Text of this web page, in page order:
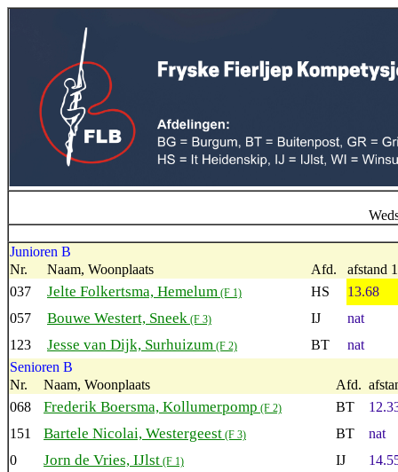
Junioren B
Nr.
Naam, Woonplaats Afd.
afstand 1
037
Jelte Folkertsma, Hemelum (F 1) HS
13.68
057
Bouwe Westert, Sneek (F 3) IJ
nat
123
Jesse van Dijk, Surhuizum (F 2) BT
nat
Senioren B
Nr.
Naam, Woonplaats Afd.
068
Frederik Boersma, Kollumerpomp (F 2) BT
151
Bartele Nicolai, Westergeest (F 3) BT
nat
0
Jorn de Vries, IJlst (F 1) IJ